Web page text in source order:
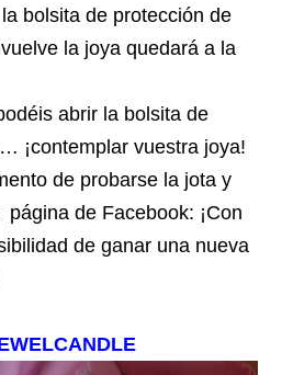
bolsita de protección de
la joya quedará a la
abrir la bolsita de
¡contemplar vuestra joya!
de probarse la jota y
de Facebook: ¡Con
de ganar una nueva